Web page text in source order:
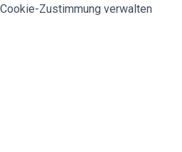
Cookie-Zustimmung verwalten